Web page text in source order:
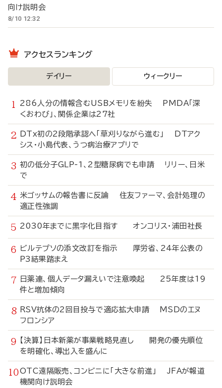
向け説明会
8/10 12:32
アクセスランキング
デイリー ウィークリー
286人分の情報含むUSBメモリを紛失 PMDA「深
くおわび」、関係企業は27社
DTx初の2段階承認へ「草刈りながら進む」 DTアク
シス・小島代表、うつ病治療アプリで
初の低分子GLP-1、2型糖尿病でも申請 リリー、日米
で
米ゴッサムの報告書に反論 住友ファーマ、会計処理の
適正性強調
2030年までに黒字化目指す オンコリス・浦田社長
ビルテプソの添文改訂を指示 厚労省、24年公表の
P3結果踏まえ
日薬連、個人データ漏えいで注意喚起 25年度は19
件と増加傾向
RSV抗体の2回目投与で適応拡大申請 MSDのエヌ
フロンシア
【決算】日本新薬が事業戦略見直し 開発の優先順位
を明確化、導出入を盛んに
OTC遠隔販売、コンビニに「大きな前進」 JFAが報道
機関向け説明会